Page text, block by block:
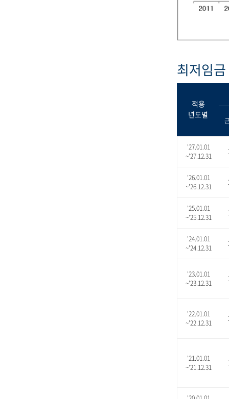
최저임
적용
년도별
'27.01.01
~'27.12.31
'26.01.01
~'26.12.31
'25.01.01
~'25.12.31
'24.01.01
~'24.12.31
'23.01.01
~'23.12.31
'22.01.01
~'22.12.31
'21.01.01
~'21.12.31